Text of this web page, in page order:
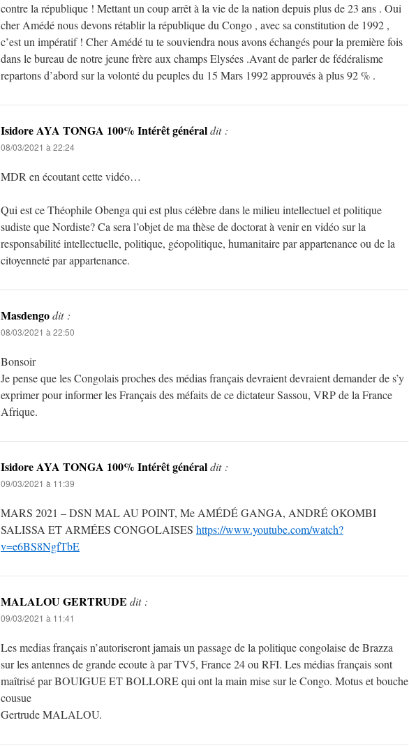
contre la république ! Mettant un coup arrêt à la vie de la nation depuis plus de 23 ans . Oui
cher Amédé nous devons rétablir la république du Congo , avec sa constitution de 1992 ,
c’est un impératif ! Cher Amédé tu te souviendra nous avons échangés pour la première fois
dans le bureau de notre jeune frère aux champs Elysées .Avant de parler de fédéralisme
repartons d’abord sur la volonté du peuples du 15 Mars 1992 approuvés à plus 92 % .
Isidore AYA TONGA 100% Intérêt généraldit :
08/03/2021 à 22:24
MDR en écoutant cette vidéo…
Qui est ce Théophile Obenga qui est plus célèbre dans le milieu intellectuel et politique
sudiste que Nordiste? Ca sera l’objet de ma thèse de doctorat à venir en vidéo sur la
responsabilité intellectuelle, politique, géopolitique, humanitaire par appartenance ou de la
citoyenneté par appartenance.
Masdengodit :
08/03/2021 à 22:50
Bonsoir
Je pense que les Congolais proches des médias français devraient devraient demander de s’y
exprimer pour informer les Français des méfaits de ce dictateur Sassou, VRP de la France
Afrique.
Isidore AYA TONGA 100% Intérêt généraldit :
09/03/2021 à 11:39
MARS 2021 – DSN MAL AU POINT, Me AMÉDÉ GANGA, ANDRÉ OKOMBI
SALISSA ET ARMÉES CONGOLAISES https://www.youtube.com/watch?
v=e6BS8NgfTbE
MALALOU GERTRUDE dit :
09/03/2021 à 11:41
Les medias français n’autoriseront jamais un passage de la politique congolaise de Brazza
sur les antennes de grande ecoute à par TV5, France 24 ou RFI. Les médias français sont
maîtrisé par BOUIGUE ET BOLLORE qui ont la main mise sur le Congo. Motus et bouche
cousue
Gertrude MALALOU.